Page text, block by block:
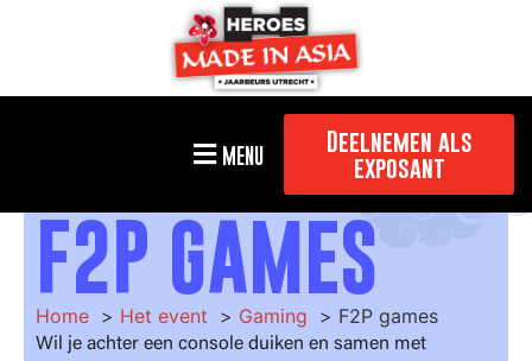
MENU
Deelnemen als
exposant
F2P GAMES
Home Het event Gaming F2P games
Wil je achter een console duiken en samen met